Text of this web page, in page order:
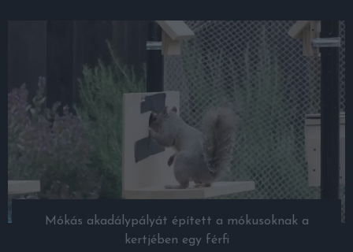
Mókás akadálypályát épített a mókusoknak a
kertjében egy férfi